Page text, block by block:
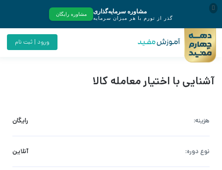
ورود | ثبت نام
آشنایی با اختیار معامله کالا
هزینه: رایگان
نوع دوره: آنلاین